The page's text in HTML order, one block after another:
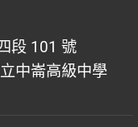
段 101 號
中崙高級中學